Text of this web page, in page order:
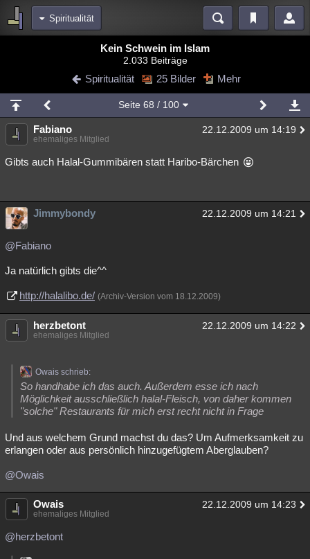
Spiritualität
Blogs Videos
Chat Wiki Neuigkeiten
meine Rubriken
Menschen Mystery Kriminalfälle
Spiritualität Verschwörungen Technologie Ufologie
weitere Rubriken
Philosophie
Übersichten
Besucht Teilgenommen Geschlossen
Kein Schwein im Islam
2.033 Beiträge
Spiritualität 25 Bilder Mehr
Seite 68 / 100
Fabiano 22.12.2009 um 14:19
ehemaliges Mitglied
Gibts auch Halal-Gummibären statt Haribo-Bärchen
Jimmybondy 22.12.2009 um 14:21
@Fabiano
Ja natürlich gibts die^^
http://halalibo.de/ (Archiv-Version vom 18.12.2009)
herzbetont 22.12.2009 um 14:22
ehemaliges Mitglied
Owais schrieb:
So handhabe ich das auch. Außerdem esse ich nach
Möglichkeit ausschließlich halal-Fleisch, von daher kommen
"solche" Restaurants für mich erst recht nicht in Frage
Und aus welchem Grund machst du das? Um Aufmerksamkeit zu
erlangen oder aus persönlich hinzugefügtem Aberglauben?
@Owais
Owais 22.12.2009 um 14:23
ehemaliges Mitglied
@herzbetont